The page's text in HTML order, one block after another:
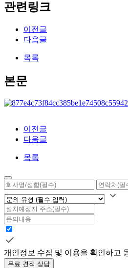
관련링크
이전글
다음글
목록
본문
이전글
다음글
목록
개인정보 수집 및 이용을 확인하고
무료 견적 상담